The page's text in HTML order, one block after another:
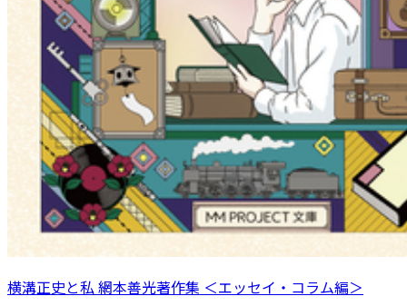
横溝正史と私 網本善光著作集 ＜エッセイ・コラム編＞